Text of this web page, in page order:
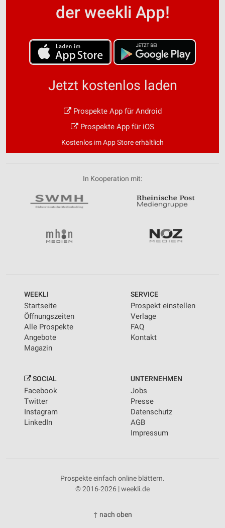
der weekli App!
Jetzt kostenlos laden
Prospekte App für Android
Prospekte App für iOS
Kostenlos im App Store erhältlich
In Kooperation mit:
WEEKLI
Startseite
Öffnungszeiten
Alle Prospekte
Angebote
Magazin
SERVICE
Prospekt einstellen
Verlage
FAQ
Kontakt
SOCIAL
Facebook
Twitter
Instagram
LinkedIn
UNTERNEHMEN
Jobs
Presse
Datenschutz
AGB
Impressum
Prospekte einfach online blättern.
© 2016-2026 | weekli.de
↑ nach oben